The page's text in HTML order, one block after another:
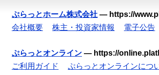
ぷらっとホーム株式会社 — https://
会社概要
株主・投資家情報 電子公告
ぷらっとオンライン — https://
ご利用ガイド
ぷらっとオンラインにつ